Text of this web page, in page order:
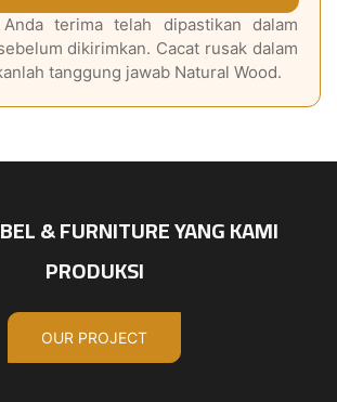
terima telah dipastikan dalam
dikirimkan. Cacat rusak dalam
tanggung jawab Natural Wood.
& FURNITURE YANG KAMI
PRODUKSI
OUR PROJECT